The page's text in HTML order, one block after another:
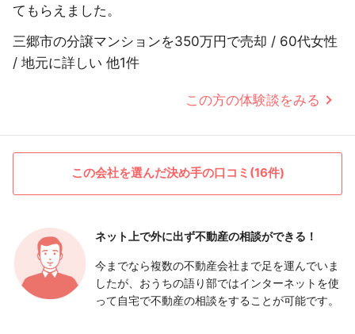
てもらえました。
三郷市の分譲マンションを350万円で売却 / 60代女性
/ 地元に詳しい 他1件
この方の体験談をみる
この会社を選んだ決め手の口コミ(16件)
ネット上で外に出ず不動産の相談ができる！
今までなら複数の不動産会社まで足を運んでいま
したが、おうちの語り部ではインターネットを使
って自宅で不動産の相談をすることが可能です。